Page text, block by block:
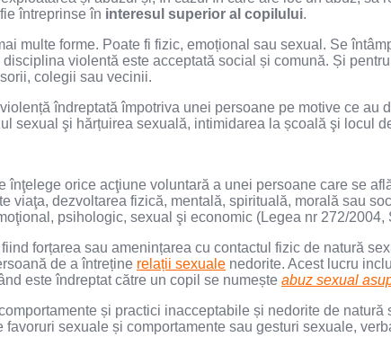
întreprinse în interesul superior al copilului.
multe forme. Poate fi fizic, emoțional sau sexual. Se
violentă este acceptată social și comună. Și
colegii sau vecinii.
îndreptată împotriva unei persoane pe motive ce
sexual şi hărțuirea sexuală, intimidarea la școală şi locul
înţelege orice acţiune voluntară a unei persoane care se
viaţa, dezvoltarea fizică, mentală, spirituală, morală sau
psihologic, sexual şi economic (Legea nr 272/2004,
forțarea sau amenințarea cu contactul fizic de natură
de a întreține relații sexuale nedorite. Acest lucru
este îndreptat către un copil se numește abuz sexual
și practici inacceptabile și nedorite de
sexuale și comportamente sau gesturi sexuale,